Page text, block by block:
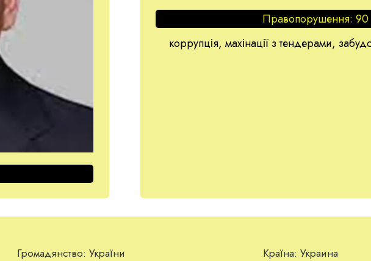
Правопорушення: 90
коррупція, махінації з тендерами,
Громадянство: України
Країна:Украина